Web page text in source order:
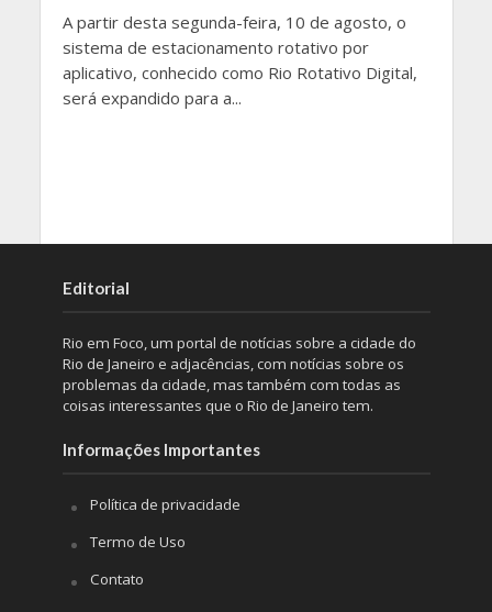
A partir desta segunda-feira, 10 de agosto, o
sistema de estacionamento rotativo por
aplicativo, conhecido como Rio Rotativo Digital,
será expandido para a...
Editorial
Rio em Foco, um portal de notícias sobre a cidade do
Rio de Janeiro e adjacências, com notícias sobre os
problemas da cidade, mas também com todas as
coisas interessantes que o Rio de Janeiro tem.
Informações Importantes
Política de privacidade
Termo de Uso
Contato